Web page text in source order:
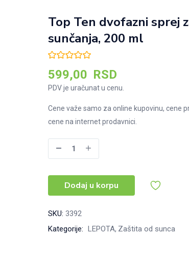
Top Ten dvofazni sprej
sunčanja, 200 ml
599,00 RSD
PDV je uračunat u cenu.
Cene važe samo za online kupovinu, cene
cene na internet prodavnici.
Ten
za
hlađenje
posle
Dodaj u korpu
SKU: 3392
Kategorije: LEPOTA Zaštita od sunca